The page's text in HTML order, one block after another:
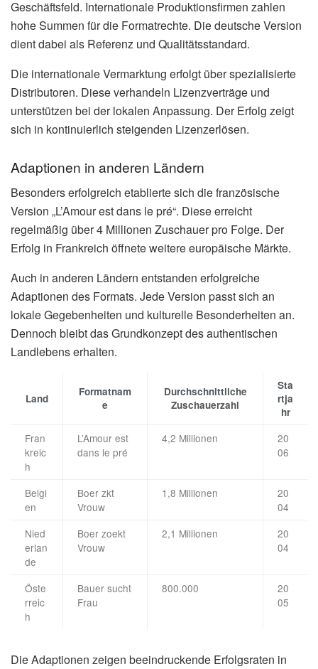
Geschäftsfeld. Internationale Produktionsfirmen zahlen
hohe Summen für die Formatrechte. Die deutsche Version
dient dabei als Referenz und Qualitätsstandard.
Die internationale Vermarktung erfolgt über spezialisierte
Distributoren. Diese verhandeln Lizenzverträge und
unterstützen bei der lokalen Anpassung. Der Erfolg zeigt
sich in kontinuierlich steigenden Lizenzerlösen.
Adaptionen in anderen Ländern
Besonders erfolgreich etablierte sich die französische
Version „L’Amour est dans le pré“. Diese erreicht
regelmäßig über 4 Millionen Zuschauer pro Folge. Der
Erfolg in Frankreich öffnete weitere europäische Märkte.
Auch in anderen Ländern entstanden erfolgreiche
Adaptionen des Formats. Jede Version passt sich an
lokale Gegebenheiten und kulturelle Besonderheiten an.
Dennoch bleibt das Grundkonzept des authentischen
Landlebens erhalten.
Land
Formatnam
e
Durchschnittliche
Zuschauerzahl
Sta
rtja
hr
Fran
kreic
h
L’Amour est
dans le pré
4,2 Millionen
20
06
Belgi
en
Boer zkt
Vrouw
1,8 Millionen
20
04
Nied
erlan
de
Boer zoekt
Vrouw
2,1 Millionen
20
04
Öste
rreic
h
Bauer sucht
Frau
800.000
20
05
Die Adaptionen zeigen beeindruckende Erfolgsraten in